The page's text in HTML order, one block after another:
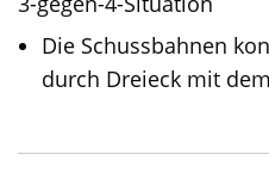
Die Schussbahnen
durch Dreieck mit